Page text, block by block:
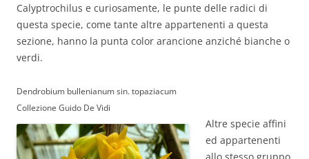
Calyptrochilus e curiosamente, le punte delle radici di
questa specie, come tante altre appartenenti a questa
sezione, hanno la punta color arancione anziché bianche o
verdi.
Dendrobium bullenianum sin. topaziacum
Collezione Guido De Vidi
Altre specie affini
ed appartenenti
allo stesso gruppo